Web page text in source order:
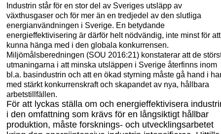
Industrin står för en stor del av Sveriges utsläpp av
växthusgaser och för mer än en tredjedel av den slutliga
energianvändningen i Sverige. En betydande
energieffektivisering är därför helt nödvändig, inte minst för att
kunna hänga med i den globala konkurrensen.
Miljömålsberedningen (SOU 2016:21) konstaterar att de
utmaningarna i att minska utsläppen i Sverige återfinns inom
bl.a. basindustrin och atten ökad styrning måste gå hand i
med stärkt konkurrenskraft och skapandet av nya, hållbara
arbetstillfällen.
För att lyckas ställa om och energieffektivisera
i den omfattning som krävs för en långsiktigt hållbar
produktion, måste forsknings- och utvecklingsarbetet